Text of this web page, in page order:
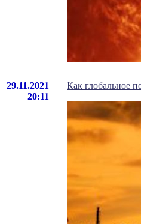
29.11.2021
20:11
Как глобальное